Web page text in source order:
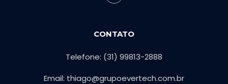
CONTATO
Telefone: (31) 99813-2888
Email: thiago@grupoevertech.com.br